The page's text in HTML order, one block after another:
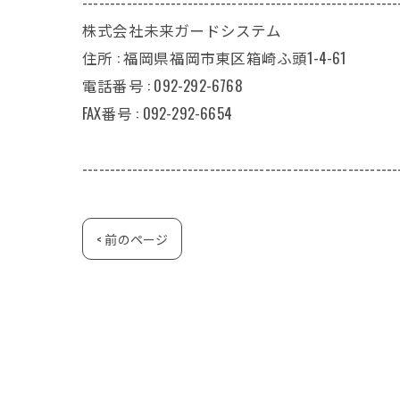
株式会社未来ガードシステム
住所 : 福岡県福岡市東区箱崎ふ頭1-4-61
電話番号 : 092-292-6768
FAX番号 : 092-292-6654
< 前のページ